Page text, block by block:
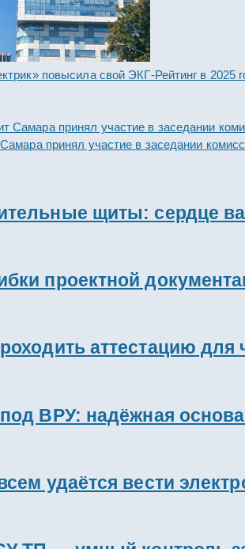
повысила свой ЭКГ-Рейтинг в 2025
принял участие в заседании
щиты: сердце
проектной
аттестацию для
ВРУ: надёжная
удаётся вести